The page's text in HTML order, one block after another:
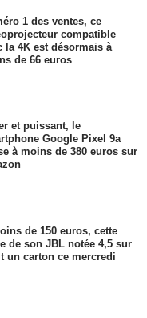
1 des ventes, ce
compatible
la 4K est désormais à
de 66 euros
et puissant, le
Google Pixel 9a
à moins de 380 euros sur
de 150 euros, cette
de son JBL notée 4,5 sur
un carton ce mercredi